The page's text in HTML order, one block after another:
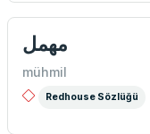
مهمل
mühmil
Redhouse Sözlüğü